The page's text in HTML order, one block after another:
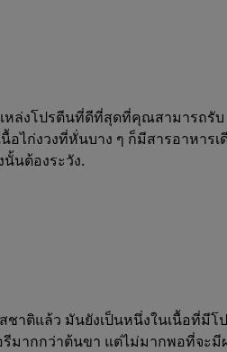
หล่งโปรตีนที่ดีที่สุดที่คุณสามารถรับ
ไก่งวงที่หั่นบาง ๆ ก็มีสารอาหารเ
นต้องระวัง.
ชาติแล้ว มันยังเป็นหนึ่งในเนื้อที่มีโ
ากกว่าต้นขา แต่ไม่มากพอที่จะมี